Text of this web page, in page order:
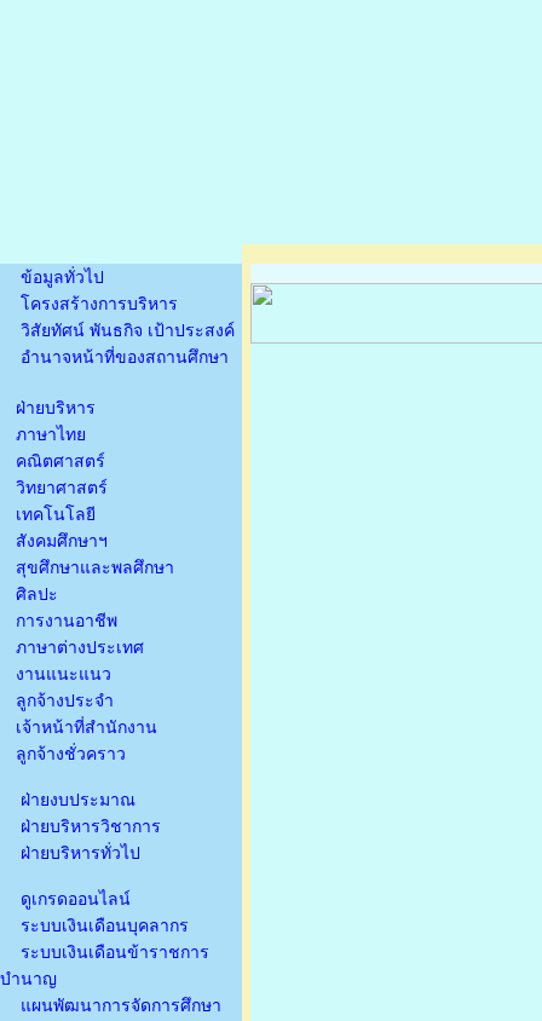
ข้อมูลทั่วไป
โครงสร้างการบริหาร
วิสัยทัศน์ พันธกิจ เป้าประสงค์
อำนาจหน้าที่ของสถานศึกษา
ฝ่ายบริหาร
ภาษาไทย
คณิตศาสตร์
วิทยาศาสตร์
เทคโนโลยี
สังคมศึกษาฯ
สุขศึกษาและพลศึกษา
ศิลปะ
การงานอาชีพ
ภาษาต่างประเทศ
งานแนะแนว
ลูกจ้างประจำ
เจ้าหน้าที่สำนักงาน
ลูกจ้างชั่วคราว
ฝ่ายงบประมาณ
ฝ่ายบริหารวิชาการ
ฝ่ายบริหารทั่วไป
ดูเกรดออนไลน์
ระบบเงินเดือนบุคลากร
ระบบเงินเดือนข้าราชการ
บำนาญ
แผนพัฒนาการจัดการศึกษา